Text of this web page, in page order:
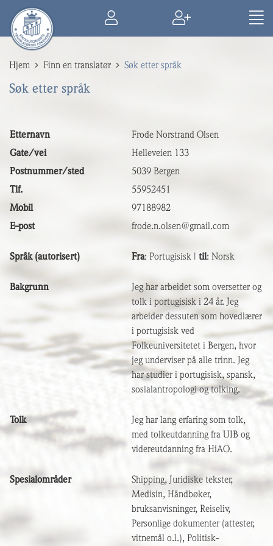
Hjem Finn en translatør Søk etter språk
Søk etter språk
Etternavn
Frode Norstrand Olsen
Gate/vei
Helleveien 133
Postnummer/sted
5039 Bergen
Tlf.
55952451
Mobil
97188982
E-post
frode.n.olsen@gmail.com
Språk (autorisert) Fra: Portugisisk | til: Norsk
Bakgrunn
Jeg har arbeidet som oversetter og
tolk i portugisisk i 24 år. Jeg
arbeider dessuten som hovedlærer
i portugisisk ved
Folkeuniversitetet i Bergen, hvor
jeg underviser på alle trinn. Jeg
har studier i portugisisk, spansk,
sosialantropologi og tolking.
Tolk
Jeg har lang erfaring som tolk,
med tolkeutdanning fra UIB og
videreutdanning fra HiAO.
Spesialområder
Shipping, Juridiske tekster,
Medisin, Håndbøker,
bruksanvisninger, Reiseliv,
Personlige dokumenter (attester,
vitnemål o.l.), Politisk-